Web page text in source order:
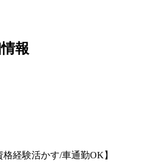
報
経験活かす/車通勤OK】